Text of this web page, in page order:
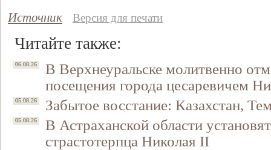
Источник
Версия для печати
Читайте также:
06.08.26
В Верхнеуральске молитвенно
посещения города цесаревичем
05.08.26 Забытое восстание: Казахстан,
05.08.26
В Астраханской области
страстотерпца Николая II